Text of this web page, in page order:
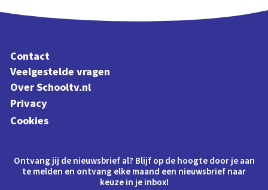
Contact
Veelgestelde vragen
Over Schooltv.nl
Privacy
Cookies
Ontvang jij de nieuwsbrief al? Blijf op de hoogte door je aan
te melden en ontvang elke maand een nieuwsbrief naar
keuze in je inbox!